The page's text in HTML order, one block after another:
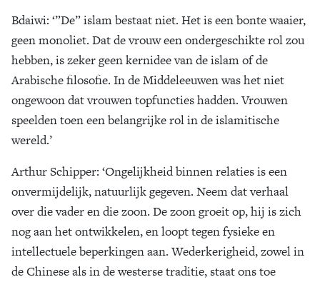
Bdaiwi: ‘”De” islam bestaat niet. Het is een bonte waaier,
geen monoliet. Dat de vrouw een ondergeschikte rol zou
hebben, is zeker geen kernidee van de islam of de
Arabische filosofie. In de Middeleeuwen was het niet
ongewoon dat vrouwen topfuncties hadden. Vrouwen
speelden toen een belangrijke rol in de islamitische
wereld.’
Arthur Schipper: ‘Ongelijkheid binnen relaties is een
onvermijdelijk, natuurlijk gegeven. Neem dat verhaal
over die vader en die zoon. De zoon groeit op, hij is zich
nog aan het ontwikkelen, en loopt tegen fysieke en
intellectuele beperkingen aan. Wederkerigheid, zowel in
de Chinese als in de westerse traditie, staat ons toe